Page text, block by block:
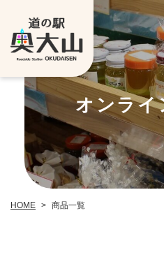
オンライ
HOME > 商品一覧